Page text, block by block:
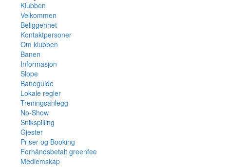
Klubben
Velkommen
Beliggenhet
Kontaktpersoner
Om klubben
Banen
Informasjon
Slope
Baneguide
Lokale regler
Treningsanlegg
No-Show
Snikspilling
Gjester
Priser og Booking
Forhåndsbetalt greenfee
Medlemskap